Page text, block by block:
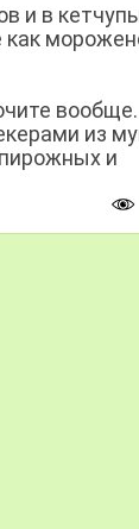
и в
вообще.
из
и